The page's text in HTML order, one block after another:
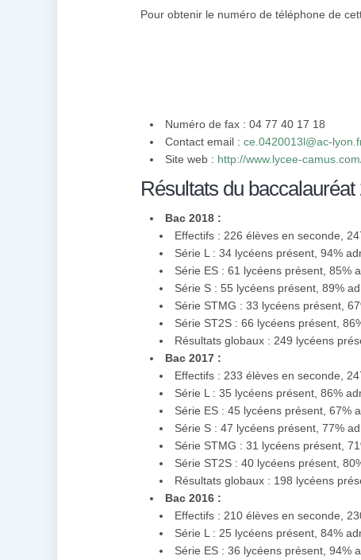
Pour obtenir le numéro de téléphone de
Numéro de fax : 04 77 40 17 18
Contact email : ce.0420013l@ac-
Site web : http://www.lycee-
Résultats du
Bac 2018 :
Effectifs : 226 élèves en seconde,
Série L : 34 lycéens présent, 94%
Série ES : 61 lycéens présent, 85%
Série S : 55 lycéens présent, 89%
Série STMG : 33 lycéens présent,
Série ST2S : 66 lycéens présent,
Résultats globaux : 249 lycéens
Bac 2017 :
Effectifs : 233 élèves en seconde,
Série L : 35 lycéens présent, 86%
Série ES : 45 lycéens présent, 67%
Série S : 47 lycéens présent, 77%
Série STMG : 31 lycéens présent,
Série ST2S : 40 lycéens présent,
Résultats globaux : 198 lycéens
Bac 2016 :
Effectifs : 210 élèves en seconde,
Série L : 25 lycéens présent, 84%
Série ES : 36 lycéens présent, 94%